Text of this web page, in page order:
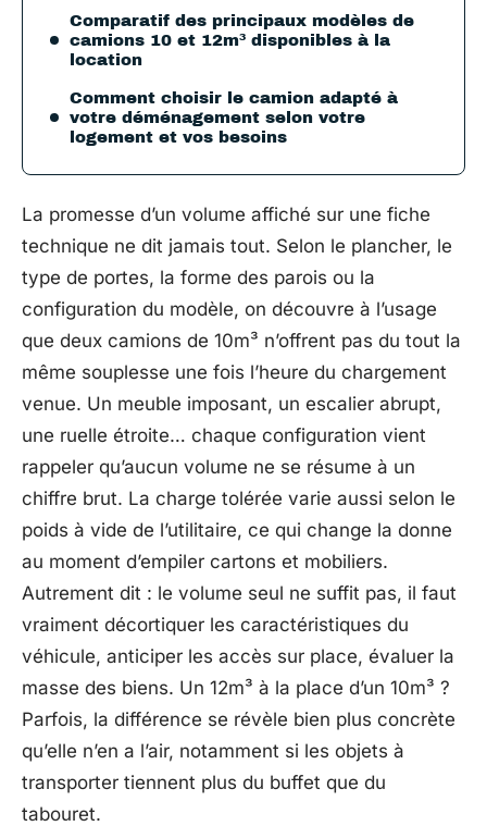
Comparatif des principaux modèles de
camions 10 et 12m³ disponibles à la
location
Comment choisir le camion adapté à
votre déménagement selon votre
logement et vos besoins
La promesse d’un volume affiché sur une fiche
technique ne dit jamais tout. Selon le plancher, le
type de portes, la forme des parois ou la
configuration du modèle, on découvre à l’usage
que deux camions de 10m³ n’offrent pas du tout la
même souplesse une fois l’heure du chargement
venue. Un meuble imposant, un escalier abrupt,
une ruelle étroite… chaque configuration vient
rappeler qu’aucun volume ne se résume à un
chiffre brut. La charge tolérée varie aussi selon le
poids à vide de l’utilitaire, ce qui change la donne
au moment d’empiler cartons et mobiliers.
Autrement dit : le volume seul ne suffit pas, il faut
vraiment décortiquer les caractéristiques du
véhicule, anticiper les accès sur place, évaluer la
masse des biens. Un 12m³ à la place d’un 10m³ ?
Parfois, la différence se révèle bien plus concrète
qu’elle n’en a l’air, notamment si les objets à
transporter tiennent plus du buffet que du
tabouret.